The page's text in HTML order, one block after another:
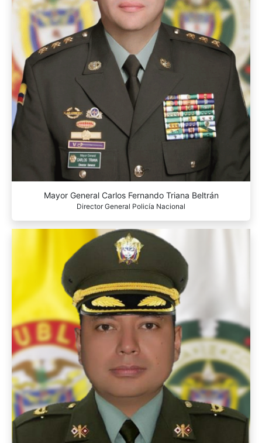
Mayor General Carlos Fernando Triana Beltrán
Director General Policía Nacional